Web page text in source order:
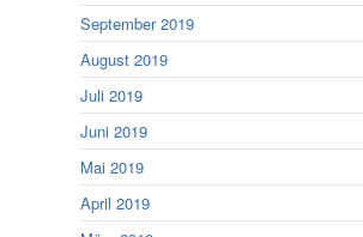
September 2019
August 2019
Juli 2019
Juni 2019
Mai 2019
April 2019